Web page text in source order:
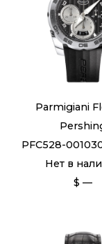
Parmigiani
Нет в
$ —